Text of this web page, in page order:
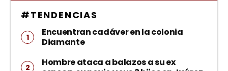
#TENDENCIAS
Encuentran cadáver en la colonia
Diamante
Hombre ataca a balazos a su ex